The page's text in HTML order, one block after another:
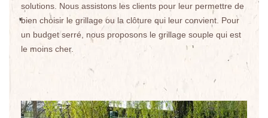
solutions. Nous assistons les clients pour leur permettre de
bien choisir le grillage ou la clôture qui leur convient. Pour
un budget serré, nous proposons le grillage souple qui est
le moins cher.